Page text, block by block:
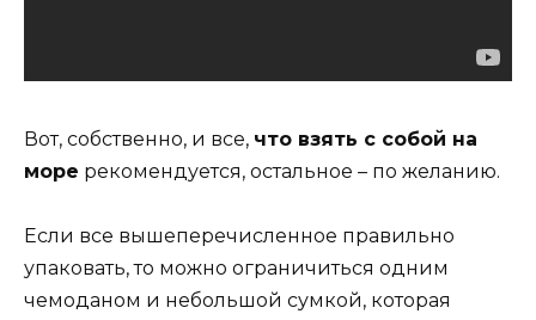
Вот, собственно, и все, что взять с собой на
море рекомендуется, остальное – по желанию.
Если все вышеперечисленное правильно
упаковать, то можно ограничиться одним
чемоданом и небольшой сумкой, которая